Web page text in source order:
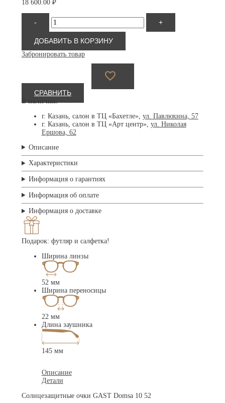
18 600.00 ₽
-
Количество
товара
Солнцезащитные
очки
GAST
Domsa
+
ДОБАВИТЬ В КОРЗИНУ
Забронировать товар
СРАВНИТЬ
В наличии:
г. Казань, салон в ТЦ «Бахетле», ул. Павлюхина, 57
г. Казань, салон в ТЦ «Арт центр», ул. Николая
Ершова, 62
Описание
Характеристики
Информация о гарантиях
Информация об оплате
Информация о доставке
Подарок: футляр и салфетка!
Ширина линзы
52 мм
Ширина переносицы
22 мм
Длина заушника
145 мм
Описание
Детали
Солнцезащитные очки GAST Domsa 10 52